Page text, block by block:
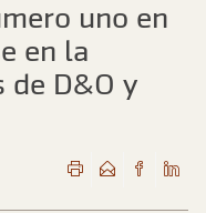
uno en
en la
de D&O y